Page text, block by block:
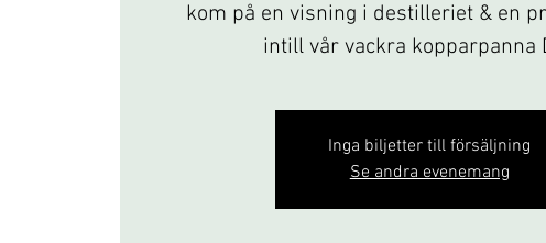
kom på en visning i destilleriet & en
intill vår vackra kopparpanna
Inga biljetter till försäljning
Se andra evenemang